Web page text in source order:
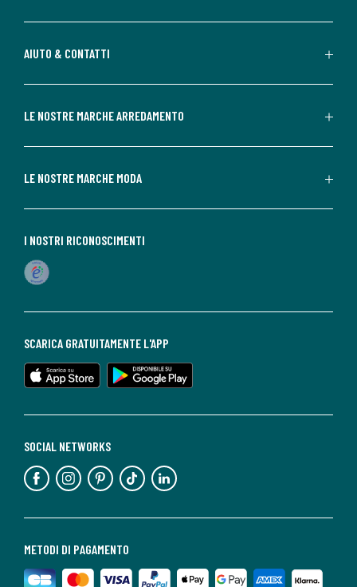
AIUTO & CONTATTI
LE NOSTRE MARCHE ARREDAMENTO
LE NOSTRE MARCHE MODA
METODI DI PAGAMENTO
SOCIAL NETWORKS
SCARICA GRATUITAMENTE L'APP
I NOSTRI RICONOSCIMENTI